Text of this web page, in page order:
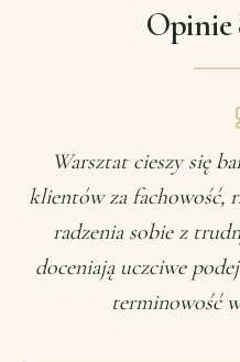
Opinie
Warsztat cieszy się
klientów za fachowość,
radzenia sobie z
doceniają uczciwe
terminowość